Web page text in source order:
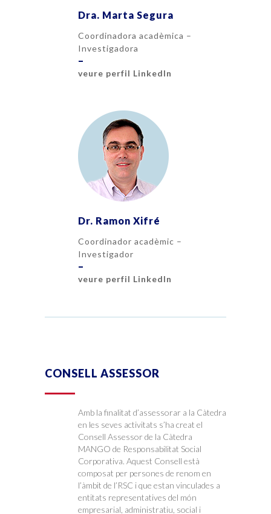
Dra. Marta Segura
Coordinadora acadèmica –
Investigadora
–
veure perfil LinkedIn
Dr. Ramon Xifré
Coordinador acadèmic –
Investigador
–
veure perfil LinkedIn
CONSELL ASSESSOR
Amb la finalitat d’assessorar a la Càtedra
en les seves activitats s’ha creat el
Consell Assessor de la Càtedra
MANGO de Responsabilitat Social
Corporativa. Aquest Consell està
composat per persones de renom en
l’àmbit de l’RSC i que estan vinculades a
entitats representatives del món
empresarial, administratiu, social i